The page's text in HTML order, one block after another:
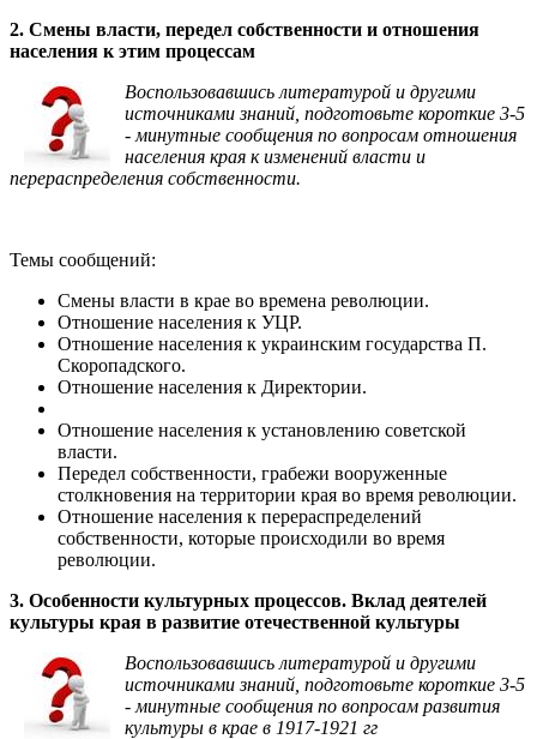
2. Смены власти, передел собственности и отношения
населения к этим процессам
Воспользовавшись литературой и другими
источниками знаний, подготовьте короткие 3-5
- минутные сообщения по вопросам отношения
населения края к изменений власти и
перераспределения собственности.
Темы сообщений:
Смены власти в крае во времена революции.
Отношение населения к УЦР.
Отношение населения к украинским государства П.
Скоропадского.
Отношение населения к Директории.
Отношение населения к установлению советской
власти.
Передел собственности, грабежи вооруженные
столкновения на территории края во время революции.
Отношение населения к перераспределений
собственности, которые происходили во время
революции.
3. Особенности культурных процессов. Вклад деятелей
культуры края в развитие отечественной культуры
Воспользовавшись литературой и другими
источниками знаний, подготовьте короткие 3-5
- минутные сообщения по вопросам развития
культуры в крае в 1917-1921 гг